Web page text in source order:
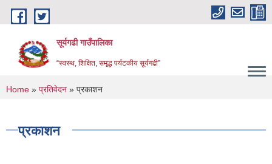
Skip to main content
सूर्यगढी गाउँपालिका
“स्वस्थ, शिक्षित, समृद्ध पर्यटकीय सूर्यगढी”
You are here
Home » प्रतिवेदन » प्रकाशन
प्रकाशन